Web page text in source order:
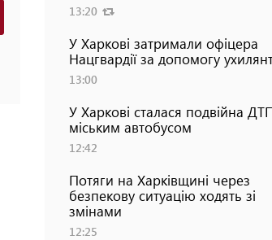
13:20
У Харкові затримали офіцера
Нацгвардії за допомогу
13:00
У Харкові сталася подвійна
міським автобусом
12:42
Потяги на Харківщині через
безпекову ситуацію ходять зі
змінами
12:25